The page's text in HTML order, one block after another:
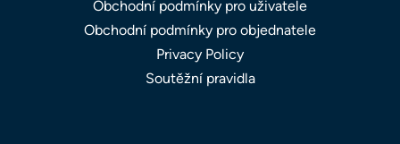
Obchodní podmínky pro uživatele
Obchodní podmínky pro objednatele
Privacy Policy
Soutěžní pravidla